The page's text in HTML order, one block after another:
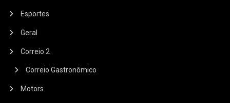
Esportes
Geral
Correio 2
Correio Gastronômico
Motors